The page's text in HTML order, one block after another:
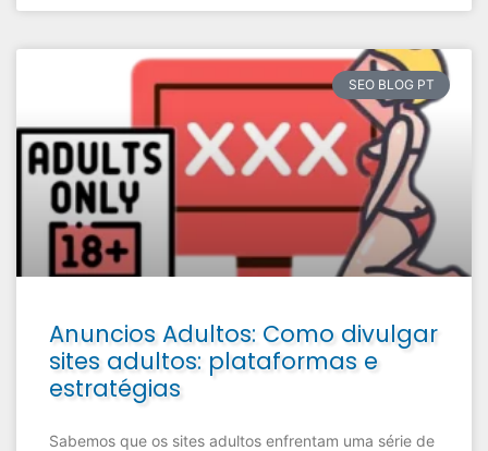
SEO BLOG PT
Anuncios Adultos: Como divulgar
sites adultos: plataformas e
estratégias
Sabemos que os sites adultos enfrentam uma série de